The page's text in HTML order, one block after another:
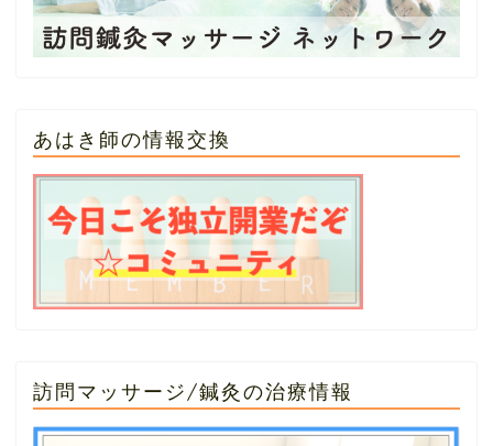
あはき師の情報交換
訪問マッサージ/鍼灸の治療情報